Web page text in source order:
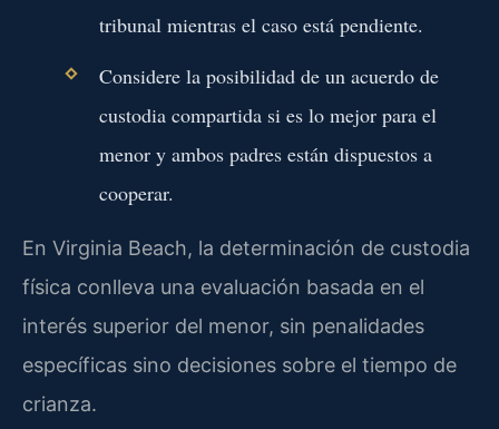
tribunal mientras el caso está pendiente.
Considere la posibilidad de un acuerdo de
custodia compartida si es lo mejor para el
menor y ambos padres están dispuestos a
cooperar.
En Virginia Beach, la determinación de custodia
física conlleva una evaluación basada en el
interés superior del menor, sin penalidades
específicas sino decisiones sobre el tiempo de
crianza.